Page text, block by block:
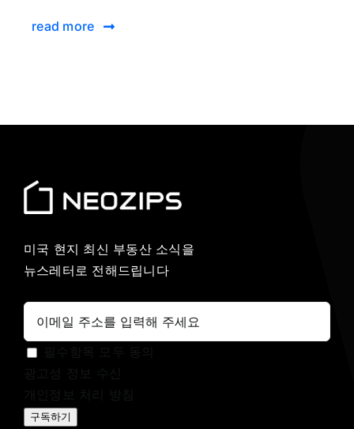
read more
미국 현지 최신 부동산 소식을
뉴스레터로 전해드립니다
구독하기